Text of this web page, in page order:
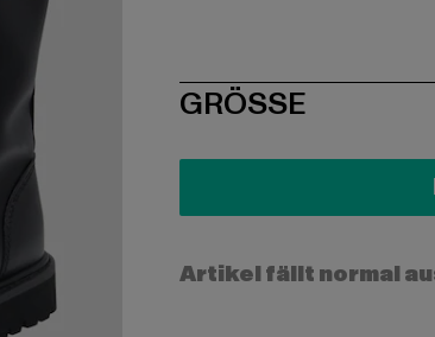
SIZE
GRÖSSE
Artikel fällt normal